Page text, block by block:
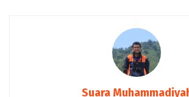
Suara